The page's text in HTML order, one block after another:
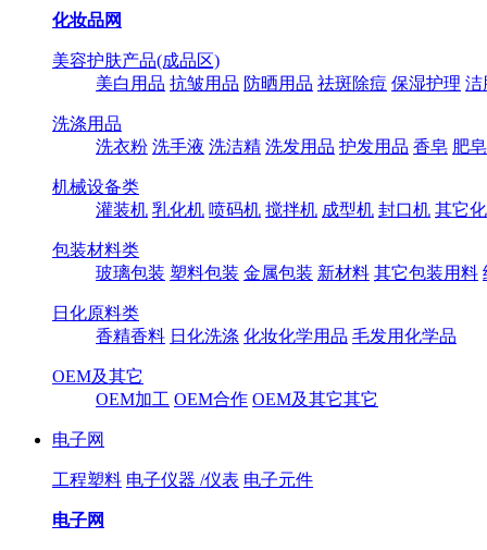
化妆品网
美容护肤产品(成品区)
美白用品 抗皱用品 防晒用品 祛斑除痘 保湿护理 洁
洗涤用品
洗衣粉 洗手液 洗洁精 洗发用品 护发用品 香皂 肥皂
机械设备类
灌装机 乳化机 喷码机 搅拌机 成型机 封口机 其它
包装材料类
玻璃包装 塑料包装 金属包装 新材料 其它包装用料
日化原料类
香精香料 日化洗涤 化妆化学用品 毛发用化学品
OEM及其它
OEM加工 OEM合作 OEM及其它其它
电子网
工程塑料 电子仪器 /仪表 电子元件
电子网